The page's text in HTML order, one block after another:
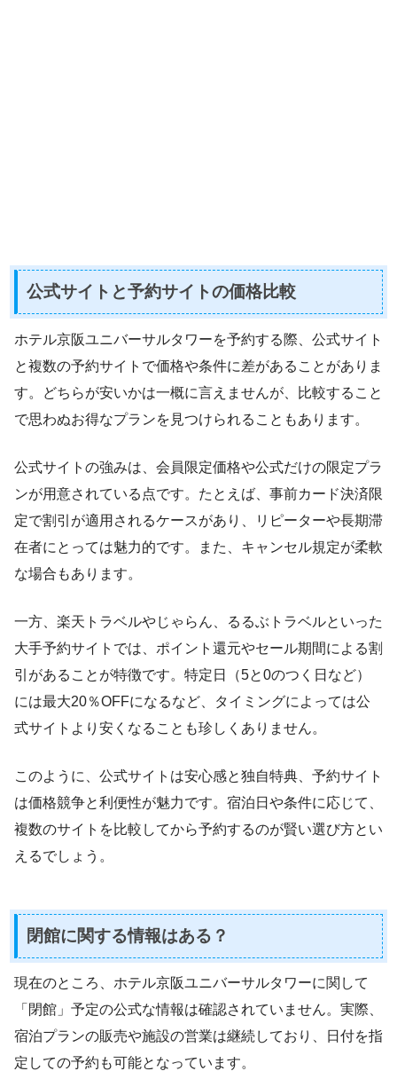
公式サイトと予約サイトの価格比較
ホテル京阪ユニバーサルタワーを予約する際、公式サイト
と複数の予約サイトで価格や条件に差があることがありま
す。どちらが安いかは一概に言えませんが、比較すること
で思わぬお得なプランを見つけられることもあります。
公式サイトの強みは、会員限定価格や公式だけの限定プラ
ンが用意されている点です。たとえば、事前カード決済限
定で割引が適用されるケースがあり、リピーターや長期滞
在者にとっては魅力的です。また、キャンセル規定が柔軟
な場合もあります。
一方、楽天トラベルやじゃらん、るるぶトラベルといった
大手予約サイトでは、ポイント還元やセール期間による割
引があることが特徴です。特定日（5と0のつく日など）
には最大20％OFFになるなど、タイミングによっては公
式サイトより安くなることも珍しくありません。
このように、公式サイトは安心感と独自特典、予約サイト
は価格競争と利便性が魅力です。宿泊日や条件に応じて、
複数のサイトを比較してから予約するのが賢い選び方とい
えるでしょう。
閉館に関する情報はある？
現在のところ、ホテル京阪ユニバーサルタワーに関して
「閉館」予定の公式な情報は確認されていません。実際、
宿泊プランの販売や施設の営業は継続しており、日付を指
定しての予約も可能となっています。